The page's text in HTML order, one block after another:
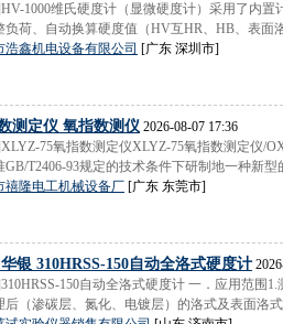
1000维氏硬度计（显微硬度计）采用了内
负荷、自动换算硬度值（HV互HR、HB、表面
浩鑫机电设备有限公司 [广东 深圳市]
测定仪 氧指数测仪 2026-08-07 17:36
75氧指数测定仪XLYZ-75氧指数测定仪/
GB/T2406-93规定的技术条件下研制地一种新型
禧隆电工机械设备厂 [广东 东莞市]
银 310HRSS-150自动全洛式硬度计
150自动全洛式硬度计 一．应用范围
后（渗碳层、氮化、电镀层）的洛式及表面洛